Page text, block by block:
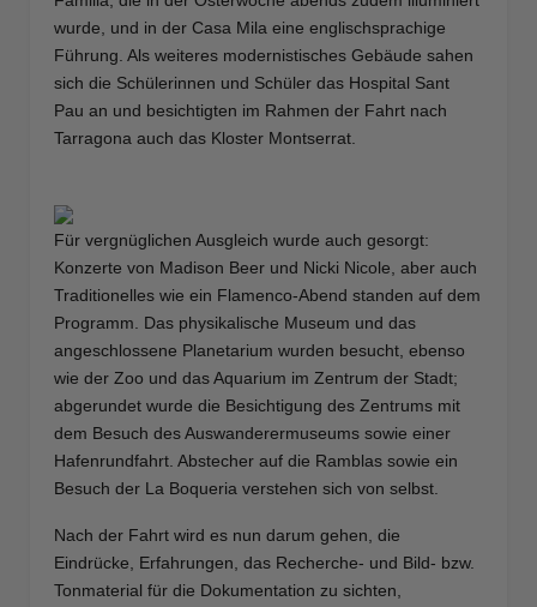
wurde, und in der Casa Mila eine englischsprachige
Führung. Als weiteres modernistisches Gebäude sahen
sich die Schülerinnen und Schüler das Hospital Sant
Pau an und besichtigten im Rahmen der Fahrt nach
Tarragona auch das Kloster Montserrat.
Für vergnüglichen Ausgleich wurde auch gesorgt:
Konzerte von Madison Beer und Nicki Nicole, aber auch
Traditionelles wie ein Flamenco-Abend standen auf dem
Programm. Das physikalische Museum und das
angeschlossene Planetarium wurden besucht, ebenso
wie der Zoo und das Aquarium im Zentrum der Stadt;
abgerundet wurde die Besichtigung des Zentrums mit
dem Besuch des Auswanderermuseums sowie einer
Hafenrundfahrt. Abstecher auf die Ramblas sowie ein
Besuch der La Boqueria verstehen sich von selbst.
Nach der Fahrt wird es nun darum gehen, die
Eindrücke, Erfahrungen, das Recherche- und Bild- bzw.
Tonmaterial für die Dokumentation zu sichten,